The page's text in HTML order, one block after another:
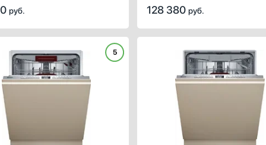
поместиться на очень
ограниченное число
13 шт. Сушка облегчает
уход за посудой,
подтеки на стенках
и удаляет значительный
влаги.
руб.
посуду разных габаритов.
128 380 руб.
5